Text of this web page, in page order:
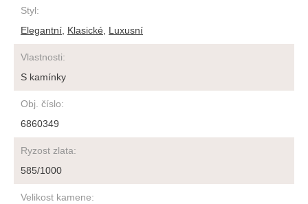
Styl:
Elegantní Klasické Luxusní
Vlastnosti:
S kamínky
Obj. číslo:
6860349
Ryzost zlata:
585/1000
Velikost kamene: